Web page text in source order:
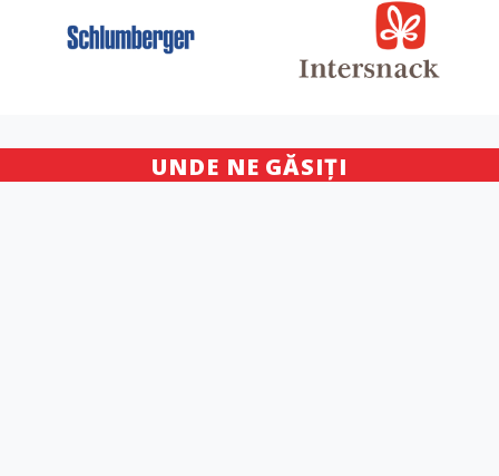
UNDE NE GĂSIȚI